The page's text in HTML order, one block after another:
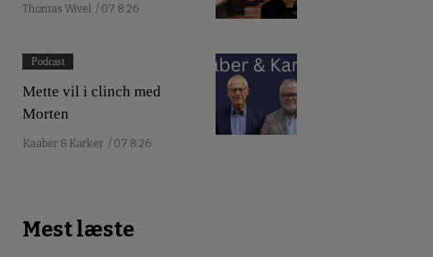
Thomas Wivel / 07.8.26
Podcast
Mette vil i clinch med
Morten
Kaaber & Karker / 07.8.26
Mest læste